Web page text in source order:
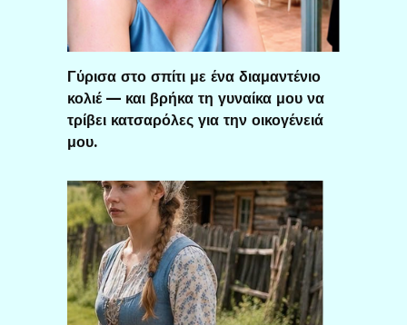
Γύρισα στο σπίτι με ένα διαμαντένιο
κολιέ — και βρήκα τη γυναίκα μου να
τρίβει κατσαρόλες για την οικογένειά
μου.